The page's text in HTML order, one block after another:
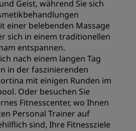
Geist, während Sie sich
einer belebenden Massage
sich in einem traditionellen
entspannen.
nach einem langen Tag
in der faszinierenden
mit einigen Runden im
Oder besuchen Sie
Fitnesscenter, wo Ihnen
Personal Trainer auf
sind, Ihre Fitnessziele